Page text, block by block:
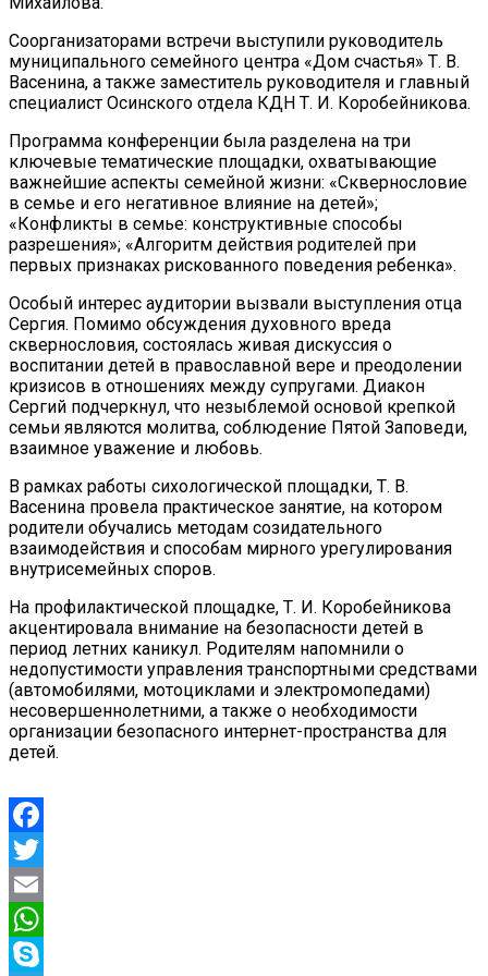
Соорганизаторами встречи выступили руководитель
муниципального семейного центра «Дом счастья» Т. В.
Васенина, а также заместитель руководителя и главный
специалист Осинского отдела КДН Т. И. Коробейникова.
Программа конференции была разделена на три
ключевые тематические площадки, охватывающие
важнейшие аспекты семейной жизни: «Сквернословие
в семье и его негативное влияние на детей»;
«Конфликты в семье: конструктивные способы
разрешения»; «Алгоритм действия родителей при
первых признаках рискованного поведения ребенка».
Особый интерес аудитории вызвали выступления отца
Сергия. Помимо обсуждения духовного вреда
сквернословия, состоялась живая дискуссия о
воспитании детей в православной вере и преодолении
кризисов в отношениях между супругами. Диакон
Сергий подчеркнул, что незыблемой основой крепкой
семьи являются молитва, соблюдение Пятой Заповеди,
взаимное уважение и любовь.
В рамках работы сихологической площадки, Т. В.
Васенина провела практическое занятие, на котором
родители обучались методам созидательного
взаимодействия и способам мирного урегулирования
внутрисемейных споров.
На профилактической площадке, Т. И. Коробейникова
акцентировала внимание на безопасности детей в
период летних каникул. Родителям напомнили о
недопустимости управления транспортными средствами
(автомобилями, мотоциклами и электромопедами)
несовершеннолетними, а также о необходимости
организации безопасного интернет-пространства для
детей.
Facebook
Twitter
Email
WhatsApp